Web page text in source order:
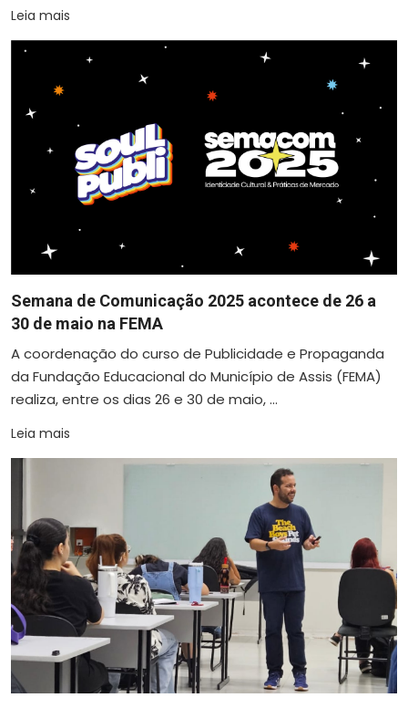
Leia mais
Semana de Comunicação 2025 acontece de 26 a
30 de maio na FEMA
A coordenação do curso de Publicidade e Propaganda
da Fundação Educacional do Município de Assis (FEMA)
realiza, entre os dias 26 e 30 de maio, ...
Leia mais